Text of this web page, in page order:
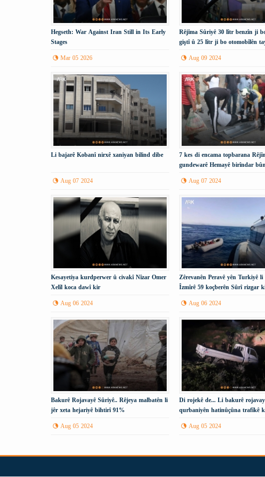
Hegseth: War Against Iran Still in Its Early
Stages
Mar 05 2026
Rêjîma Sûriyê 30 lîtr benzîn ji
giştî û 25 lîtr ji bo otomobîlên
dike.
Aug 09 2024
Li bajarê Kobanî nirxê xaniyan bilind dibe
Aug 07 2024
7 kes di encama topbarana
gundewarê Hemayê birîndar
Aug 07 2024
Kesayetiya kurdperwer û civakî Nîzar Omer
Xelîl koca dawî kir
Aug 06 2024
Zêrevanên Peravê yên Turkiyê
Îzmîrê 59 koçberên Sûrî rizgar
Aug 06 2024
Bakurê Rojavayê Sûriyê.. Rêjeya malbatên li
jêr xeta hejariyê bihtirî 91%
Aug 05 2024
Di rojekê de... Li bakurê
qurbaniyên hatinûçûna trafîkê
Aug 05 2024